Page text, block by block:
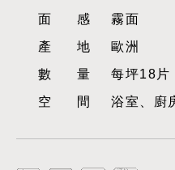
面感霧面
產地歐洲
數量每坪18片
空間浴室、廚